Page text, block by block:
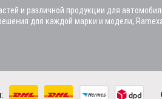
и различной продукции для
для каждой марки и модели,